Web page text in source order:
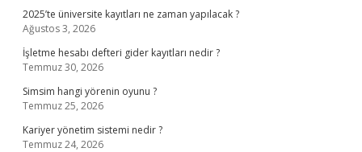
2025’te üniversite kayıtları ne zaman yapılacak ?
Ağustos 3, 2026
İşletme hesabı defteri gider kayıtları nedir ?
Temmuz 30, 2026
Simsim hangi yörenin oyunu ?
Temmuz 25, 2026
Kariyer yönetim sistemi nedir ?
Temmuz 24, 2026